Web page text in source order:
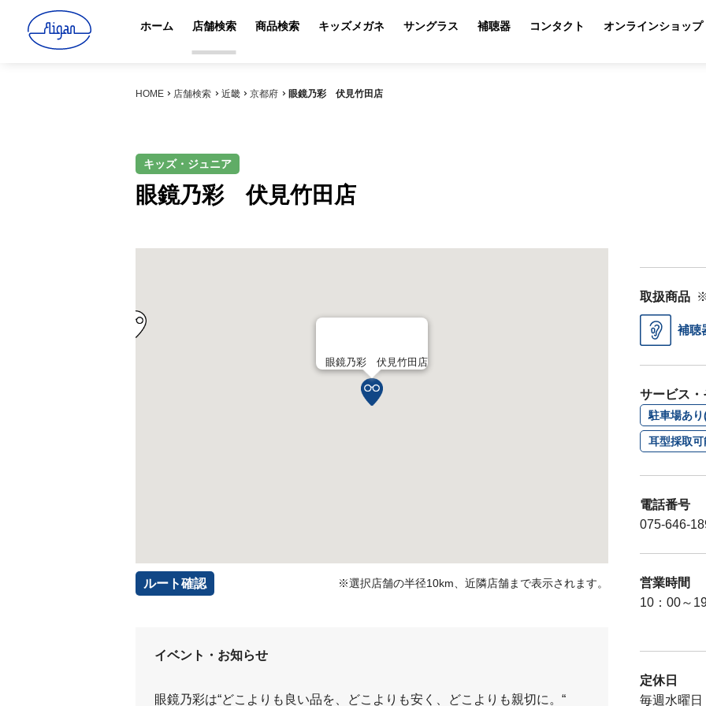
ホーム 店舗検索 商品検索 キッズメガネ サングラス 補聴器 コンタクト オンラインショップ
HOME 店舗検索 近畿 京都府 眼鏡乃彩 伏見竹田店
キッズ・ジュニア
眼鏡乃彩 伏見竹田店
取扱商品
補聴
サービス・
駐車場あ
耳型採取
電話番号
075-646-
営業時間
10：00～
定休日
毎週水曜日
眼鏡乃彩 伏見竹田店
ルート確認 ※選択店舗の半径10km、近隣店舗まで表示されます。
イベント・お知らせ
眼鏡乃彩は“どこよりも良い品を、どこよりも安く、どこよりも親切に。“